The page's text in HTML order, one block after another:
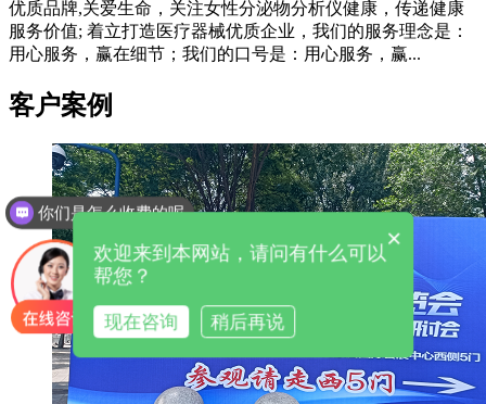
优质品牌,关爱生命，关注女性分泌物分析仪健康，传递健康
服务价值; 着立打造医疗器械优质企业，我们的服务理念是：
用心服务，赢在细节；我们的口号是：用心服务，赢...
客户案例
你们是怎么收费的呢
×
欢迎来到本网站，请问有什么可以
帮您？
现在咨询 稍后再说